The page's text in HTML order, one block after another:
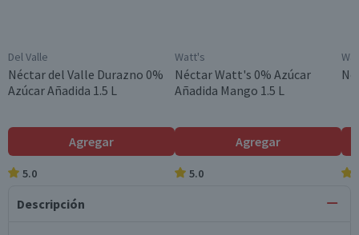
Del Valle
Néctar del Valle Durazno 0%
Azúcar Añadida 1.5 L
Agregar
5.0
Watt's
Néctar Watt's 0% Azúcar
Añadida Mango 1.5 L
Agregar
5.0
Descripción